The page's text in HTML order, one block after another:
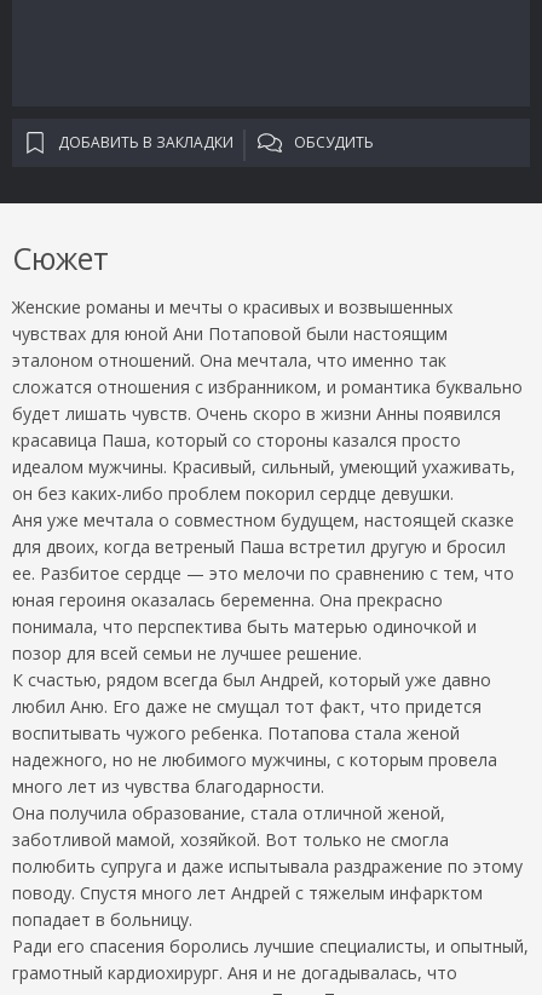
ДОБАВИТЬ В ЗАКЛАДКИ ОБСУДИТЬ
Сюжет
Женские романы и мечты о красивых и возвышенных
чувствах для юной Ани Потаповой были настоящим
эталоном отношений. Она мечтала, что именно так
сложатся отношения с избранником, и романтика буквально
будет лишать чувств. Очень скоро в жизни Анны появился
красавица Паша, который со стороны казался просто
идеалом мужчины. Красивый, сильный, умеющий ухаживать,
он без каких-либо проблем покорил сердце девушки.
Аня уже мечтала о совместном будущем, настоящей сказке
для двоих, когда ветреный Паша встретил другую и бросил
ее. Разбитое сердце — это мелочи по сравнению с тем, что
юная героиня оказалась беременна. Она прекрасно
понимала, что перспектива быть матерью одиночкой и
позор для всей семьи не лучшее решение.
К счастью, рядом всегда был Андрей, который уже давно
любил Аню. Его даже не смущал тот факт, что придется
воспитывать чужого ребенка. Потапова стала женой
надежного, но не любимого мужчины, с которым провела
много лет из чувства благодарности.
Она получила образование, стала отличной женой,
заботливой мамой, хозяйкой. Вот только не смогла
полюбить супруга и даже испытывала раздражение по этому
поводу. Спустя много лет Андрей с тяжелым инфарктом
попадает в больницу.
Ради его спасения боролись лучшие специалисты, и опытный,
грамотный кардиохирург. Аня и не догадывалась, что